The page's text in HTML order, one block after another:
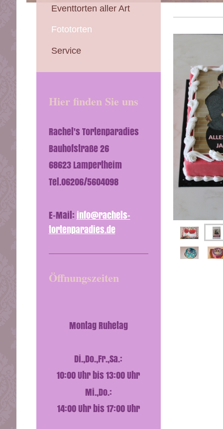
Eventtorten aller Art
Fototorten
Service
Hier finden Sie uns
Rachel's Tortenparadies
Bauhofstraße 26
68623 Lampertheim
Tel.06206/5604098
E-Mail:info@rachels-
tortenparadies.de
Öffnungszeiten
Montag Ruhetag
Di.,Do.,Fr.,Sa.:
10:00 Uhr bis 13:00 Uhr
Mi.,Do.:
14:00 Uhr bis 17:00 Uhr